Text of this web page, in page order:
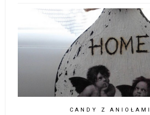
CANDY Z ANIOŁAMI